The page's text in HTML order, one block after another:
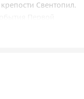
Свентопил.
операцию в
—